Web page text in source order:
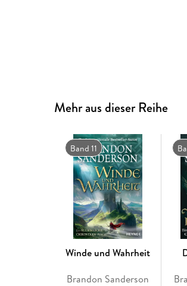
Mehr aus dieser Reihe
Band 11
Winde und Wahrheit
Brandon Sanderson